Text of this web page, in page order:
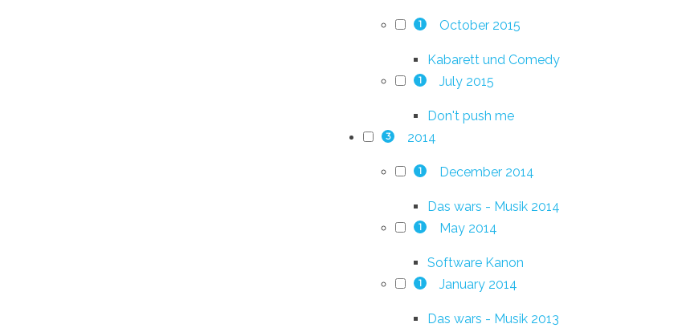
1 October 2015
Kabarett und Comedy
1 July 2015
Don't push me
3 2014
1 December 2014
Das wars - Musik 2014
1 May 2014
Software Kanon
1 January 2014
Das wars - Musik 2013